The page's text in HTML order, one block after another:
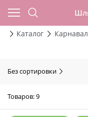
Каталог
Без сортировки
Товаров: 9